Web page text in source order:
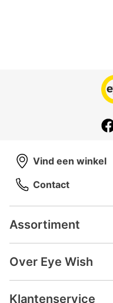
Assortiment
Over Eye Wish
Klantenservice
Vind een winkel
Contact